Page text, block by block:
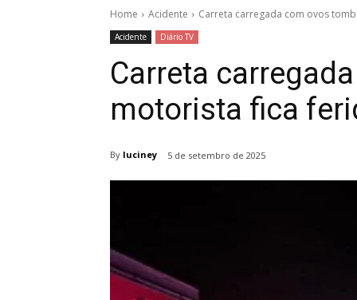
Home Acidente Carreta carregada com ovos
Acidente Diário TV
Carreta
motorista fica
By luciney 5 de setembro de 2025